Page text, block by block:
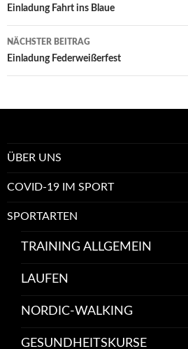
Navigation
Einladung Fahrt ins Blaue
NÄCHSTER BEITRAG
Einladung Federweißerfest
ÜBER UNS
COVID-19 IM SPORT
SPORTARTEN
TRAINING ALLGEMEIN
LAUFEN
NORDIC-WALKING
GESUNDHEITSKURSE